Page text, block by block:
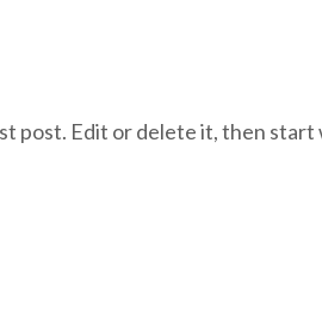
post. Edit or delete it, then